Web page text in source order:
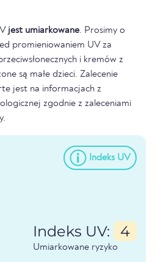
jest umiarkowane. Prosimy o
promieniowaniem UV za
i kremów z
są małe dzieci. Zalecenie
jest na informacjach z
zgodnie z zaleceniami
Indeks UV
Indeks UV: 4
Umiarkowane ryzyko